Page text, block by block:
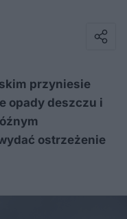
przyniesie
opady deszczu i
ostrzeżenie